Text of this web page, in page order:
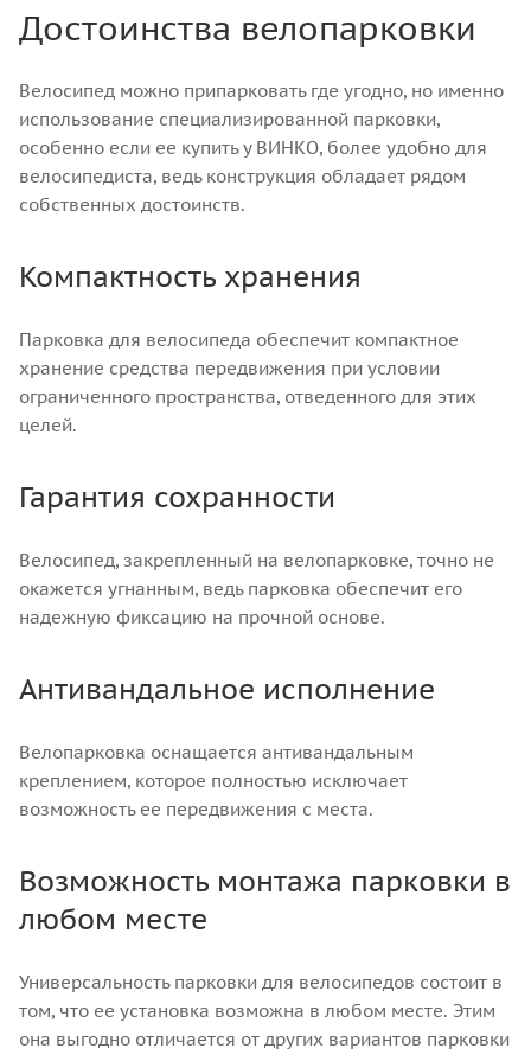
Достоинства велопарковки
Велосипед можно припарковать где угодно, но именно
использование специализированной парковки,
особенно если ее купить у ВИНКО, более удобно для
велосипедиста, ведь конструкция обладает рядом
собственных достоинств.
Компактность хранения
Парковка для велосипеда обеспечит компактное
хранение средства передвижения при условии
ограниченного пространства, отведенного для этих
целей.
Гарантия сохранности
Велосипед, закрепленный на велопарковке, точно не
окажется угнанным, ведь парковка обеспечит его
надежную фиксацию на прочной основе.
Антивандальное исполнение
Велопарковка оснащается антивандальным
креплением, которое полностью исключает
возможность ее передвижения с места.
Возможность монтажа парковки в
любом месте
Универсальность парковки для велосипедов состоит в
том, что ее установка возможна в любом месте. Этим
она выгодно отличается от других вариантов парковки